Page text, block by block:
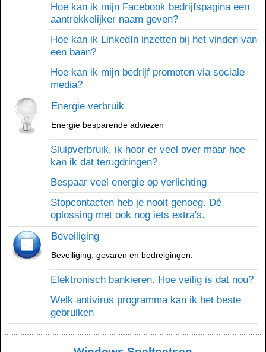
Hoe kan ik mijn Facebook bedrijfspagina een
aantrekkelijker naam geven?
Hoe kan ik LinkedIn inzetten bij het vinden van
een baan?
Hoe kan ik mijn bedrijf promoten via sociale
media?
Energie verbruik
Energie besparende adviezen
Sluipverbruik, ik hoor er veel over maar hoe
kan ik dat terugdringen?
Bespaar veel energie op verlichting
Stopcontacten heb je nooit genoeg. Dé
oplossing met ook nog iets extra's.
Beveiliging
Beveiliging, gevaren en bedreigingen.
Elektronisch bankieren. Hoe veilig is dat nou?
Welk antivirus programma kan ik het beste
gebruiken